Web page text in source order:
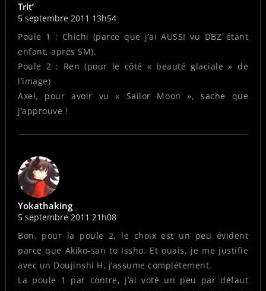
Trit’
5 septembre 2011 13h54
Poule 1 : Chichi (parce que j’ai AUSSI vu DBZ étant
enfant, après SM).
Poule 2 : Ren (pour le côté « beauté glaciale » de
l’image)
Axel, pour avoir vu « Sailor Moon », sache que
j’approuve !
Yokathaking
5 septembre 2011 21h08
Bon, pour la poule 2, le choix est un peu évident
parce que Akiko-san to Issho. Et ouais, je me justifie
avec un Doujinshi H, j’assume complétement.
La poule 1 par contre, j’ai voté un peu par défaut